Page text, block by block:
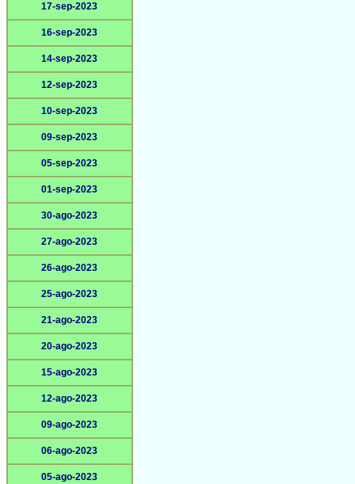
17-sep-2023
16-sep-2023
14-sep-2023
12-sep-2023
10-sep-2023
09-sep-2023
05-sep-2023
01-sep-2023
30-ago-2023
27-ago-2023
26-ago-2023
25-ago-2023
21-ago-2023
20-ago-2023
15-ago-2023
12-ago-2023
09-ago-2023
06-ago-2023
05-ago-2023